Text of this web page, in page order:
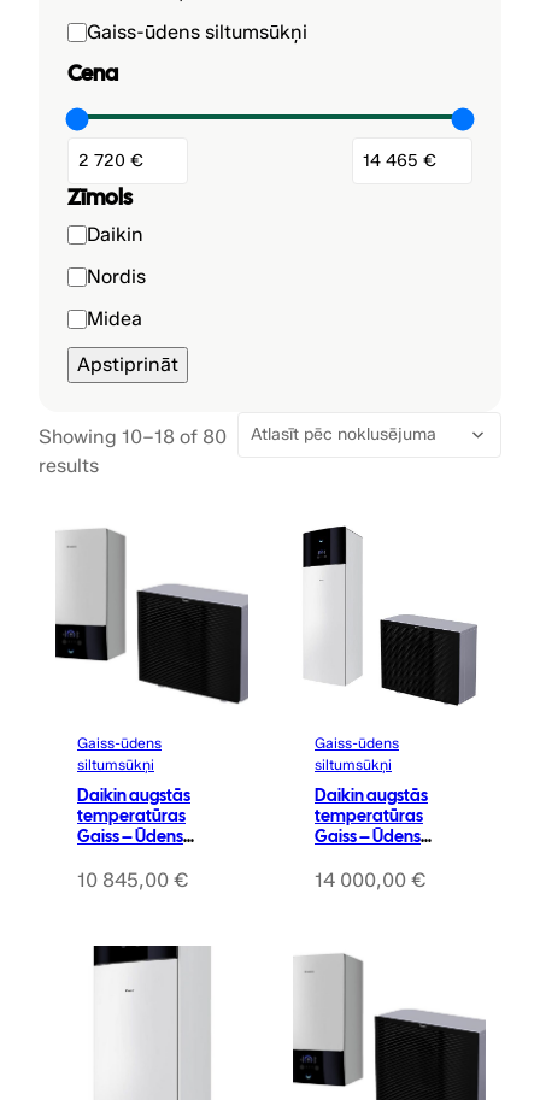
t
e
g
o
i
a
Gaiss-ūdens siltumsūkņi
Cena
Zīmols
Z
m
o
l
s
Daikin
Nordis
Midea
Apstiprināt
Showing 10–18 of 80
results
Gaiss-ūdens
siltumsūkņi
Daikin augstās
temperatūras
Gaiss – Ūdens
Altherma 3 H MT
(tens 9kW) (Apkure
10 845,00 €
Gaiss-ūdens
siltumsūkņi
Daikin augstās
temperatūras
Gaiss – Ūdens
ar integrēto karstā
ūdens tvertni 180L
un dzesēšana)
14 000,00 €